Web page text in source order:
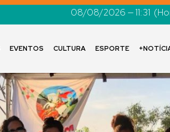
08/08/2026 — 11:31
EVENTOS CULTURA ESPORTE